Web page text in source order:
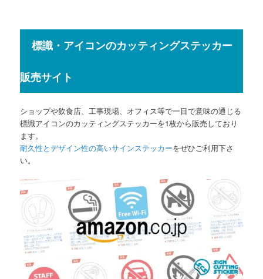
標識・アイコンのカッティングステッカー
販売サイト
ショップや飲食店、工事現場、オフィス等で一目で意味の通じる
標識アイコンのカッティングステッカーを1枚から販売しており
ます。
耐久性とデザイン性の高いサインステッカーをぜひご利用下さ
い。